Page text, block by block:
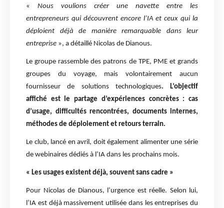
« Nous voulions créer une navette entre les
entrepreneurs qui découvrent encore l’IA et ceux qui la
déploient déjà de manière remarquable dans leur
entreprise », a détaillé Nicolas de Dianous.
Le groupe rassemble des patrons de TPE, PME et grands
groupes du voyage, mais volontairement aucun
fournisseur de solutions technologiques. L’objectif
affiché est le partage d’expériences concrètes : cas
d’usage, difficultés rencontrées, documents internes,
méthodes de déploiement et retours terrain.
Le club, lancé en avril, doit également alimenter une série
de webinaires dédiés à l’IA dans les prochains mois.
« Les usages existent déjà, souvent sans cadre »
Pour Nicolas de Dianous, l’urgence est réelle. Selon lui,
l’IA est déjà massivement utilisée dans les entreprises du